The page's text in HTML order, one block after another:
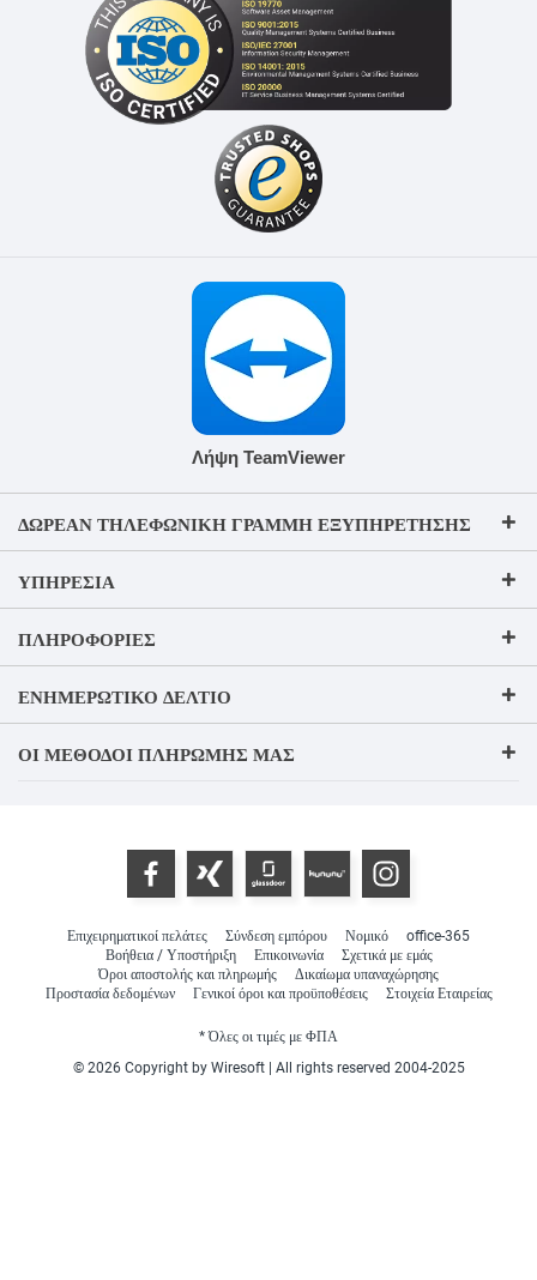
Λήψη TeamViewer
ΔΩΡΕΆΝ ΤΗΛΕΦΩΝΙΚΉ ΓΡΑΜΜΉ ΕΞΥΠΗΡΈΤΗΣΗΣ
ΥΠΗΡΕΣΊΑ
ΠΛΗΡΟΦΟΡΊΕΣ
ΕΝΗΜΕΡΩΤΙΚΌ ΔΕΛΤΊΟ
ΟΙ ΜΈΘΟΔΟΙ ΠΛΗΡΩΜΉΣ ΜΑΣ
Επιχειρηματικοί πελάτες Σύνδεση εμπόρου Νομικό
office-365
Βοήθεια / Υποστήριξη
Επικοινωνία
Σχετικά με εμάς
Όροι αποστολής και πληρωμής
Δικαίωμα υπαναχώρησης
Προστασία δεδομένων
Γενικοί όροι και προϋποθέσεις Στοιχεία Εταιρείας
* Όλες οι τιμές με ΦΠΑ
© 2026 Copyright by Wiresoft | All rights reserved 2004-2025